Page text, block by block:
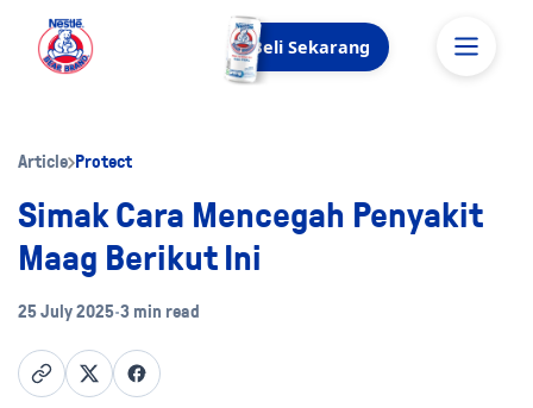
Beli Sekarang
Article Protect
Simak Cara Mencegah Penyakit
Maag Berikut Ini
25 July 2025•3 min read